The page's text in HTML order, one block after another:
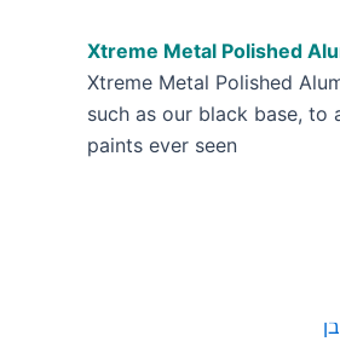
Xtreme Metal Polished
Xtreme Metal Polished
such as our black base, to
paints ever seen